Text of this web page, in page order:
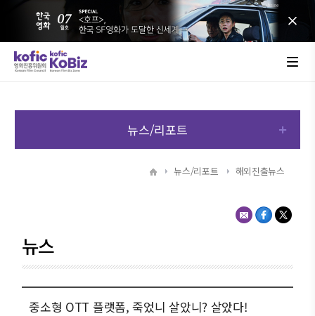
뉴스/리포트
뉴스/리포트 해외진출뉴스
뉴스
중소형 OTT 플랫폼, 죽었니 살았니? 살았다!